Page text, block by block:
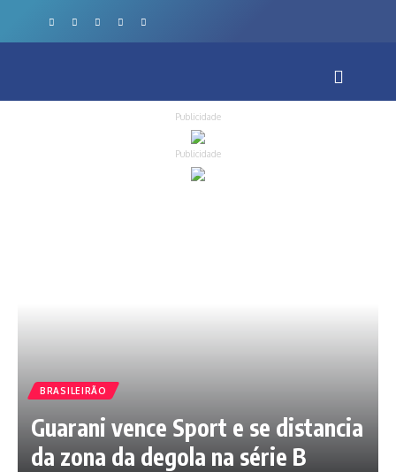
Publicidade
Publicidade
BRASILEIRÃO
Guarani vence Sport e se distancia
da zona da degola na série B